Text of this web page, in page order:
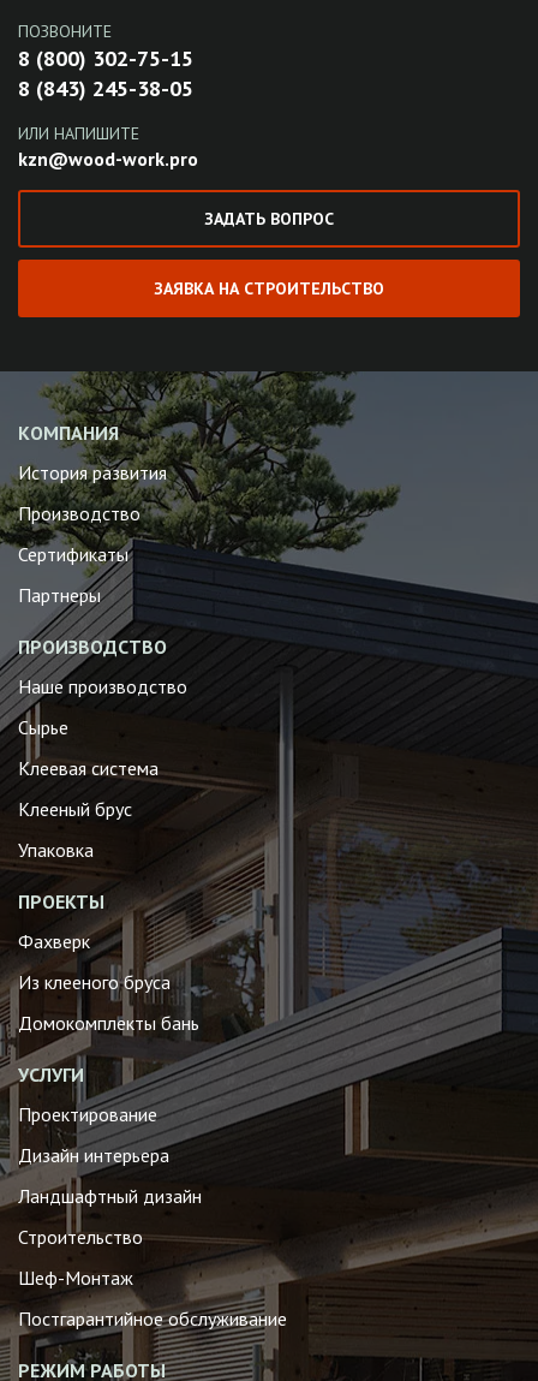
ПОЗВОНИТЕ
8 (800) 302-75-15
8 (843) 245-38-05
ИЛИ НАПИШИТЕ
kzn@wood-work.pro
ЗАДАТЬ ВОПРОС
ЗАЯВКА НА СТРОИТЕЛЬСТВО
КОМПАНИЯ
История развития
Производство
Сертификаты
Партнеры
ПРОИЗВОДСТВО
Наше производство
Сырье
Клеевая система
Клееный брус
Упаковка
ПРОЕКТЫ
Фахверк
Из клееного бруса
Домокомплекты бань
УСЛУГИ
Проектирование
Дизайн интерьера
Ландшафтный дизайн
Строительство
Шеф-Монтаж
Постгарантийное обслуживание
РЕЖИМ РАБОТЫ